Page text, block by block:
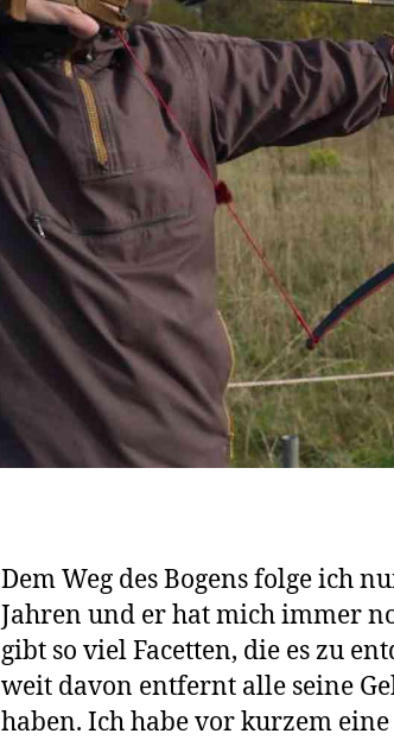
Dem Weg des Bogens folge ich
Jahren und er hat mich immer
gibt so viel Facetten, die es zu
weit davon entfernt alle seine
haben. Ich habe vor kurzem